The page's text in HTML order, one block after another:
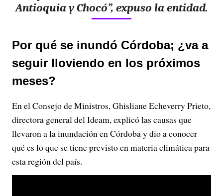
Antioquia y Chocó”, expuso la entidad.
Por qué se inundó Córdoba; ¿va a
seguir lloviendo en los próximos
meses?
En el Consejo de Ministros, Ghisliane Echeverry Prieto,
directora general del Ideam, explicó las causas que
llevaron a la inundación en Córdoba y dio a conocer
qué es lo que se tiene previsto en materia climática para
esta región del país.